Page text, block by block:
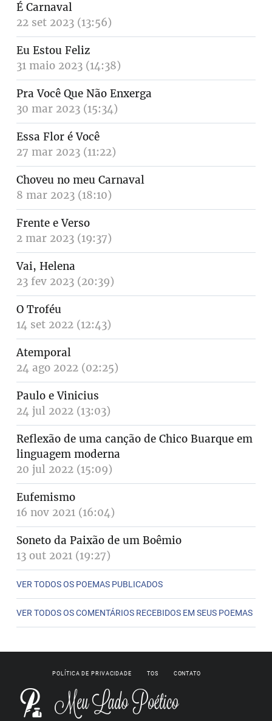
É Carnaval
22 set 2023 (13:56)
Eu Estou Feliz
31 maio 2023 (14:38)
Pra Você Que Não Enxerga
30 mar 2023 (15:34)
Essa Flor é Você
27 mar 2023 (11:22)
Choveu no meu Carnaval
8 mar 2023 (18:10)
Frente e Verso
2 mar 2023 (19:37)
Vai, Helena
23 fev 2023 (20:39)
O Troféu
14 set 2022 (12:43)
Atemporal
24 ago 2022 (02:25)
Paulo e Vinicius
24 jul 2022 (13:03)
Reflexão de uma canção de Chico Buarque em
linguagem moderna
20 jul 2022 (15:09)
Eufemismo
16 nov 2021 (16:04)
Soneto da Paixão de um Boêmio
13 out 2021 (19:27)
VER TODOS OS POEMAS PUBLICADOS
VER TODOS OS COMENTÁRIOS RECEBIDOS EM SEUS POEMAS
POLÍTICA DE PRIVACIDADE TOS CONTATO